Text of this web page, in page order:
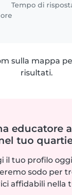
Tempo di
ore
sulla mappa
risultati.
educatore
tuo
il tuo profilo
sodo per
affidabili nella